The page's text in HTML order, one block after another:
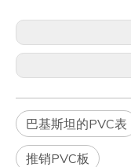
巴基斯坦的PVC表
推销PVC板